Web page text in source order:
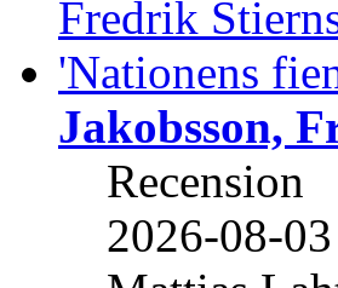
Jakobsson,
Recension
2026-08-03